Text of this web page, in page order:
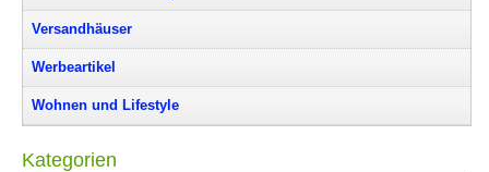
Versandhäuser
Werbeartikel
Wohnen und Lifestyle
Kategorien